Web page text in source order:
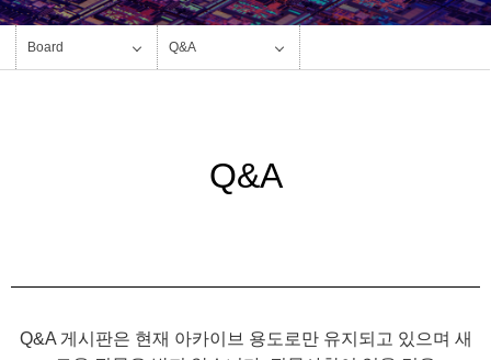
Board Q&A
Q&A
Q&A 게시판은 현재 아카이브 용도로만 유지되고 있으며 새